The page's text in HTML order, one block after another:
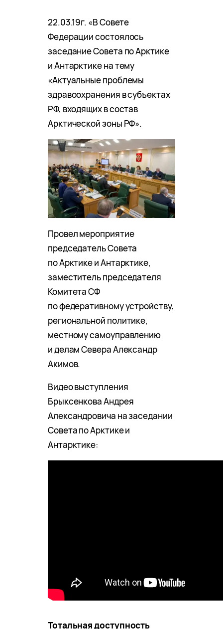
22.03.19г. «В Совете
Федерации состоялось
заседание Совета по Арктике
и Антарктике на тему
«Актуальные проблемы
здравоохранения в субъектах
РФ, входящих в состав
Арктической зоны РФ».
Провел мероприятие
председатель Совета
по Арктике и Антарктике,
заместитель председателя
Комитета СФ
по федеративному устройству,
региональной политике,
местному самоуправлению
и делам Севера Александр
Акимов.
Видео выступления
Брыксенкова Андрея
Александровича на заседании
Совета по Арктике и
Антарктике:
Тотальная доступность